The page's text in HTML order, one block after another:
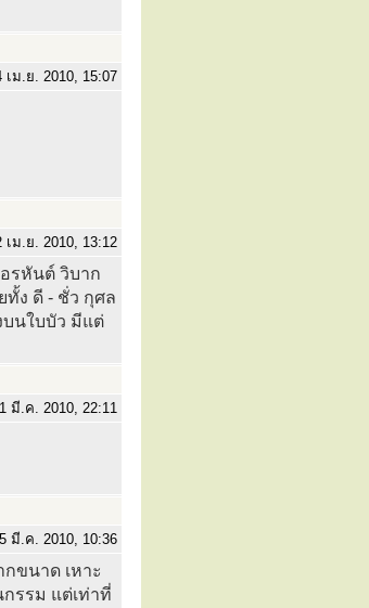
เม.ย. 2010, 15:07
เม.ย. 2010, 13:12
รหันต์ วิบาก
ทั้ง ดี - ชั่ว กุศล
นใบบัว มีแต่
มี.ค. 2010, 22:11
มี.ค. 2010, 10:36
ขนาด เหาะ
รรม แต่เท่าที่